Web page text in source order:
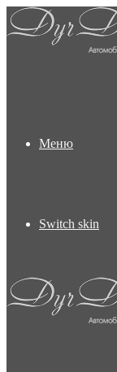
Меню
Switch skin